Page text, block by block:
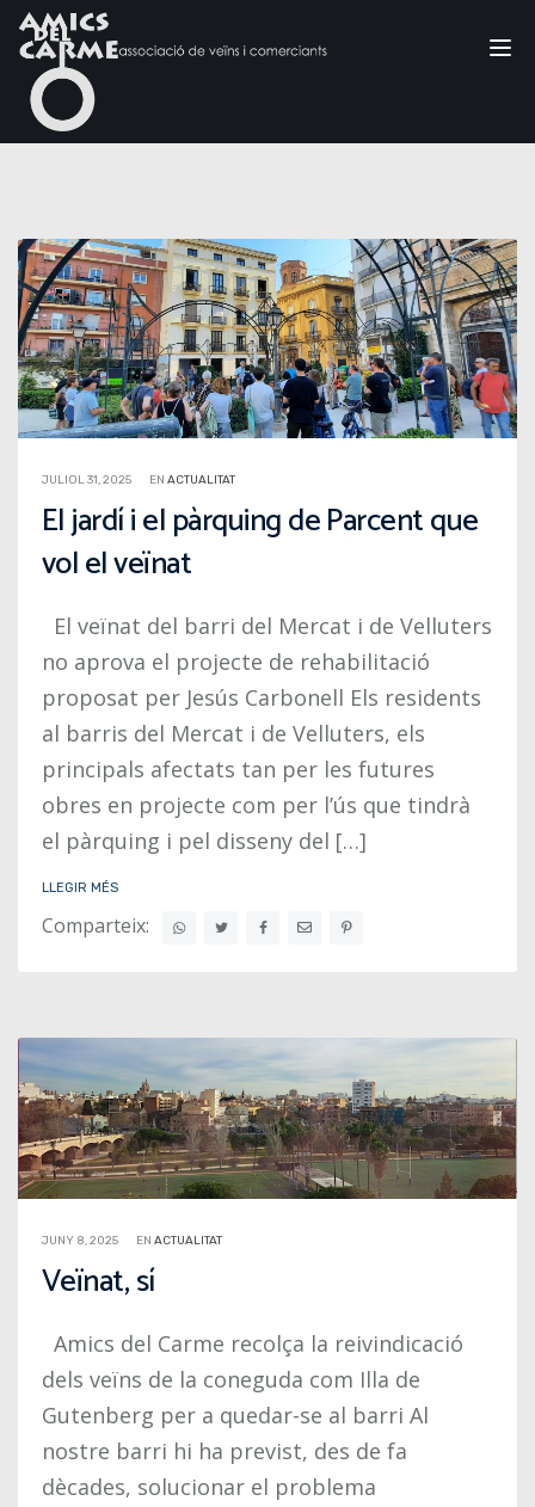
JULIOL 31, 2025 EN ACTUALITAT
El jardí i el pàrquing de Parcent que
vol el veïnat
El veïnat del barri del Mercat i de Velluters
no aprova el projecte de rehabilitació
proposat per Jesús Carbonell Els residents
al barris del Mercat i de Velluters, els
principals afectats tan per les futures
obres en projecte com per l’ús que tindrà
el pàrquing i pel disseny del […]
LLEGIR MÉS
Comparteix:
JUNY 8, 2025 EN ACTUALITAT
Veïnat, sí
Amics del Carme recolça la reivindicació
dels veïns de la coneguda com Illa de
Gutenberg per a quedar-se al barri Al
nostre barri hi ha previst, des de fa
dècades, solucionar el problema